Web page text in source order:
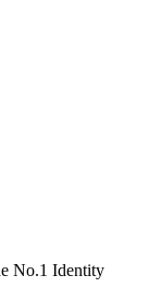
No.1 Identity